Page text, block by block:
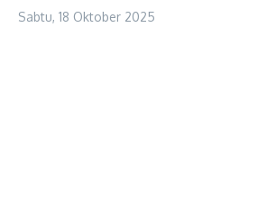
Sabtu, 18 Oktober 2025